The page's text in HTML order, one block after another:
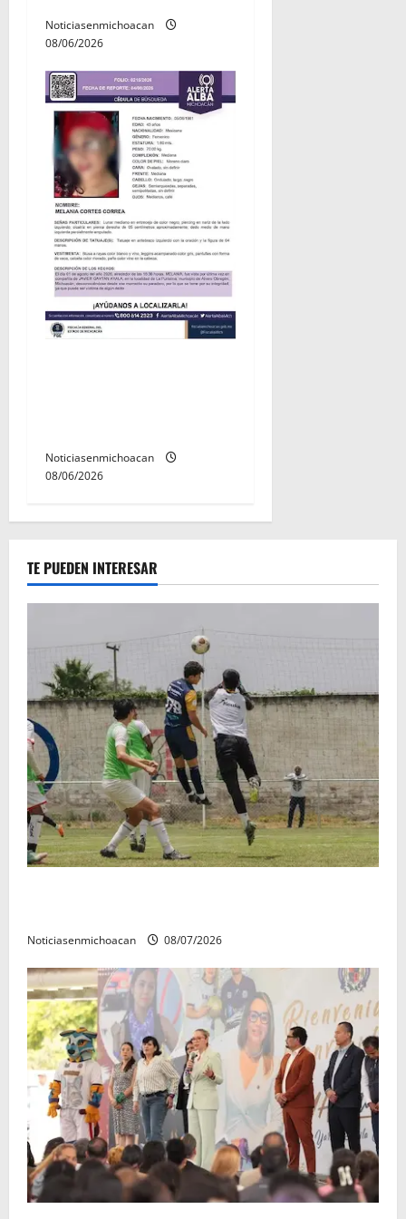
Noticiasenmichoacan
08/06/2026
Noticiasenmichoacan
08/06/2026
TE PUEDEN INTERESAR
Noticiasenmichoacan 08/07/2026